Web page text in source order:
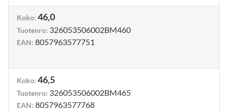
Koko: 46,0
Tuotenro: 326053506002BM460
EAN: 8057963577751
Koko: 46,5
Tuotenro: 326053506002BM465
EAN: 8057963577768